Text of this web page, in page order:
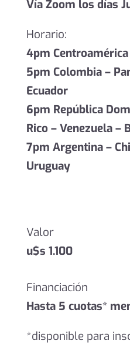
Vía Zoom los días
Horario:
4pm Centroamérica
5pm Colombia –
Ecuador
6pm República
Rico – Venezuela –
7pm Argentina –
Uruguay
Valor
u$s 1.100
Financiación
Hasta 5 cuotas*
*disponible para